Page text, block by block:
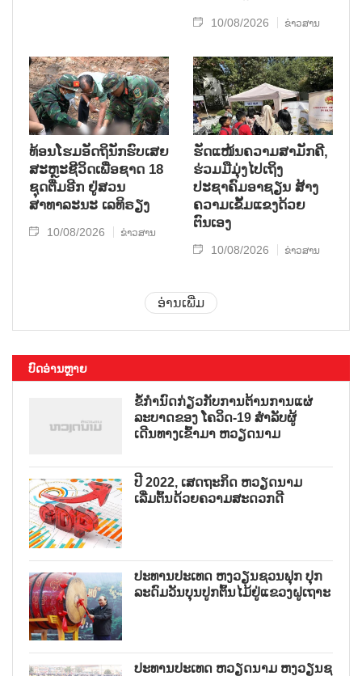
10/08/2026 ຂ່າວສານ
ທ້ອນໂຮມອັດຖິນັກຮົບເສຍ
ສະຫຼະຊີວິດເພື່ອຊາດ 18
ຊຸດຕື່ມອີກ ຢູ່ສວນ
ສາທາລະນະ ເລທິຣຽງ
10/08/2026 ຂ່າວສານ
ຮັດແໜ້ນຄວາມສາມັກຄີ,
ຮ່ວມມືມຸ່ງໄປເຖິງ
ປະຊາຄົມອາຊຽນ ສ້າງ
ຄວາມເຂັ້ມແຂງດ້ວຍ
ຕົນເອງ
10/08/2026 ຂ່າວສານ
ອ່ານເພີ່ມ
ບົດອ່ານຫຼາຍ
ຂໍ້ກຳນົດກ່ຽວກັບການຕ້ານການແຜ່
ລະບາດຂອງ ໂຄວິດ-19 ສຳລັບຜູ້
ເດີນທາງເຂົ້າມາ ຫວຽດນາມ
ປີ 2022, ເສດຖະກິດ ຫວຽດນາມ
ເລີ່ມຕົ້ນດ້ວຍຄວາມສະດວກດີ
ປະທານປະເທດ ຫງວຽນຊວນຟຸກ ປຸກ
ລະດົມວັນບຸນປູກຕົ້ນໄມ້ຢູ່ແຂວງຝູເຖາະ
ປະທານປະເທດ ຫວຽດນາມ ຫງວຽນຊ